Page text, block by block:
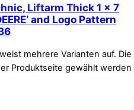
Liftarm Thick 1 x 7
and Logo Pattern
mehrere Varianten auf. Die
Produktseite gewählt werden